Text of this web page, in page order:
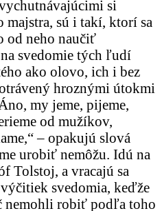
si
sú i takí, ktorí sa
od neho naučiť
svedomie tých ľudí
ako olovo, ich i bez
hroznými útokmi
my jeme, pijeme,
od mužíkov,
– opakujú slová
urobiť nemôžu. Idú na
Tolstoj, a vracajú sa
svedomia, keďže
nemohli robiť podľa toho